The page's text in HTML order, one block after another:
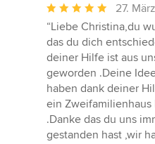
Durchschnittliche
Bewertung:
5
von
5
Sternen
27.
“Liebe Christina,du
das du dich
deiner Hilfe ist aus
geworden .Deine
haben dank deiner
ein Zweifamilienhaus
.Danke das du uns
gestanden hast ,wir